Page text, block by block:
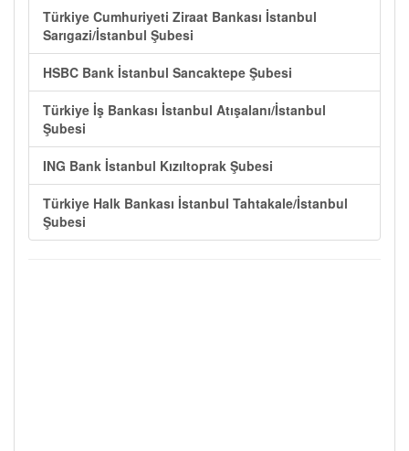
Türkiye Cumhuriyeti Ziraat Bankası İstanbul
Sarıgazi/İstanbul Şubesi
HSBC Bank İstanbul Sancaktepe Şubesi
Türkiye İş Bankası İstanbul Atışalanı/İstanbul
Şubesi
ING Bank İstanbul Kızıltoprak Şubesi
Türkiye Halk Bankası İstanbul Tahtakale/İstanbul
Şubesi